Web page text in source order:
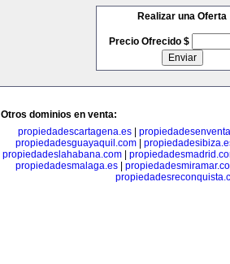
Realizar una Oferta
Precio Ofrecido $
Otros dominios en venta:
propiedadescartagena.es|
propiedadesguayaquil.com
propiedadeslahabana.com|
propiedadesmalaga.es|